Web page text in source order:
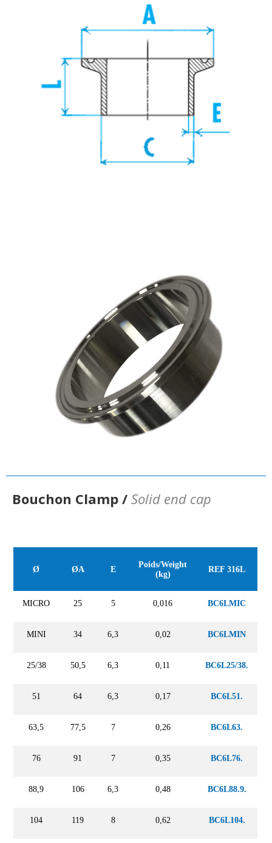
Bouchon Clamp / Solid end cap
Ø ØA E
Poids/Weight
(kg)
REF 316L
MICRO 25 5 0,016 BC6LMIC
MINI 34 6,3 0,02 BC6LMIN
25/38 50,5 6,3 0,11 BC6L25/38.
51 64 6,3 0,17 BC6L51.
63,5 77,5 7 0,26 BC6L63.
76 91 7 0,35 BC6L76.
88,9 106 6,3 0,48 BC6L88.9.
104 119 8 0,62 BC6L104.